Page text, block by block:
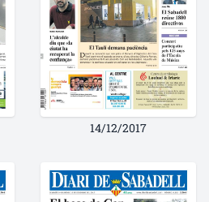
14/12/2017